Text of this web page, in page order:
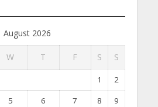
August 2026
W T F S S
1
2
5 6 7 8 9